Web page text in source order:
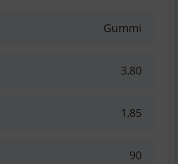
Gummi
3,80
1,85
90